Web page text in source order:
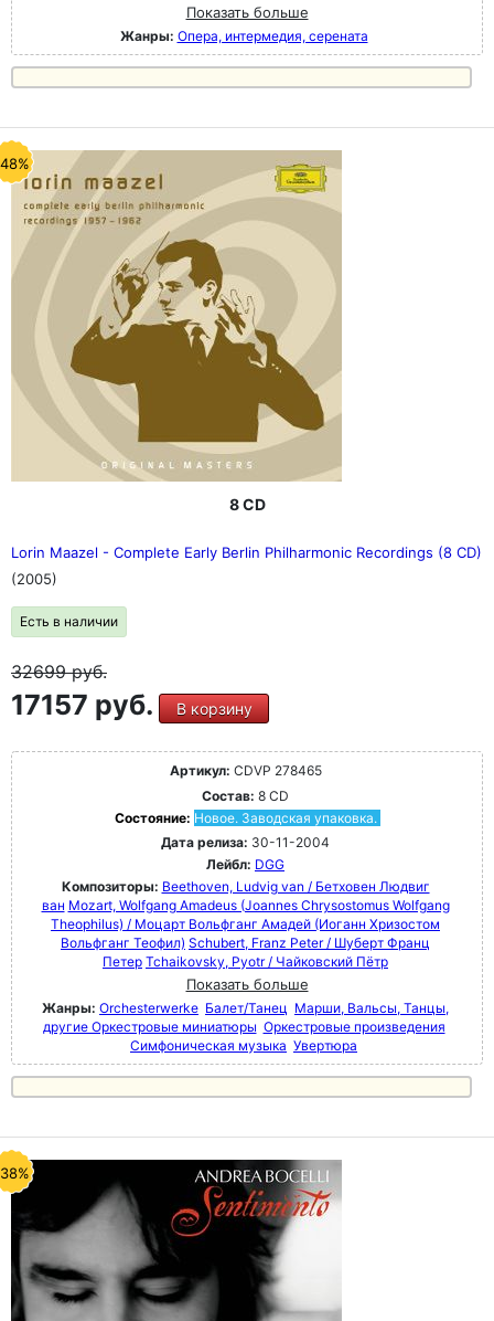
Показать больше
Жанры: Опера, интермедия, серената
8 CD
Lorin Maazel - Complete Early Berlin Philharmonic Recordings (8 CD)
(2005)
Есть в наличии
32699руб.
17157 руб. В корзину
Артикул: CDVP 278465
Состав: 8 CD
Состояние: Новое. Заводская упаковка.
Дата релиза: 30-11-2004
Лейбл: DGG
Композиторы: Beethoven, Ludvig van / Бетховен Людвиг
ван Mozart, Wolfgang Amadeus (Joannes Chrysostomus Wolfgang
Theophilus) / Моцарт Вольфганг Амадей (Иоганн Хризостом
Вольфганг Теофил) Schubert, Franz Peter / Шуберт Франц
Петер Tchaikovsky, Pyotr / Чайковский Пётр
Показать больше
Жанры: Orchesterwerke Балет/Танец Марши, Вальсы, Танцы,
другие Оркестровые миниатюры Оркестровые произведения
Симфоническая музыка Увертюра